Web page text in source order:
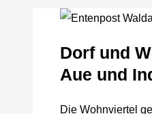
Dorf und
Aue und
Die Wohnviertel